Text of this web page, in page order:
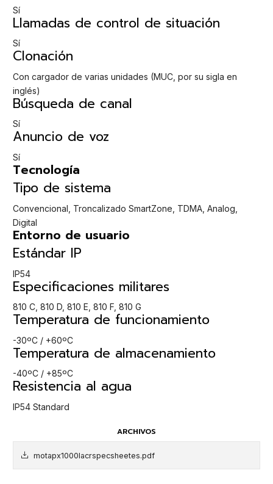
Sí
Llamadas de control de situación
Sí
Clonación
Con cargador de varias unidades (MUC, por su sigla en
inglés)
Búsqueda de canal
Sí
Anuncio de voz
Sí
Tecnología
Tipo de sistema
Convencional, Troncalizado SmartZone, TDMA, Analog,
Digital
Entorno de usuario
Estándar IP
IP54
Especificaciones militares
810 C, 810 D, 810 E, 810 F, 810 G
Temperatura de funcionamiento
-30ºC / +60ºC
Temperatura de almacenamiento
-40ºC / +85ºC
Resistencia al agua
IP54 Standard
ARCHIVOS
motapx1000lacrspecsheetes.pdf